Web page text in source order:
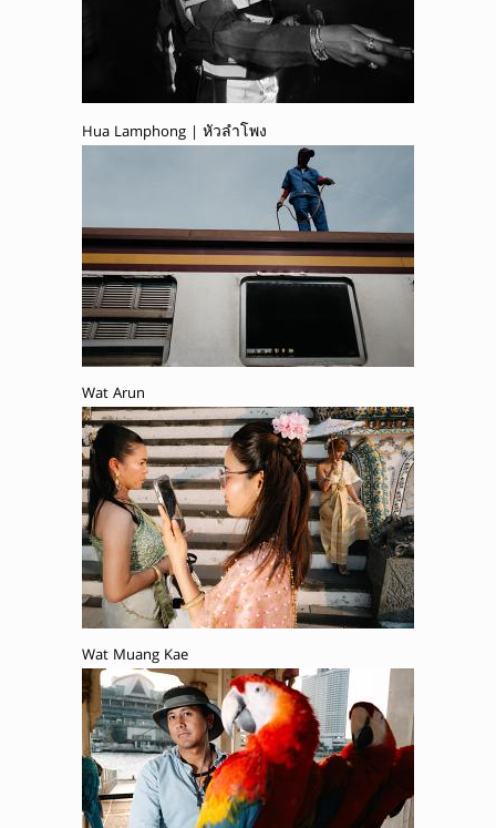
Hua Lamphong | หัวลำโพง
Wat Arun
Wat Muang Kae